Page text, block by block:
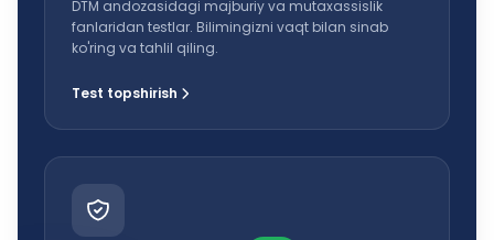
DTM andozasidagi majburiy va mutaxassislik
fanlaridan testlar. Bilimingizni vaqt bilan sinab
ko'ring va tahlil qiling.
Test topshirish